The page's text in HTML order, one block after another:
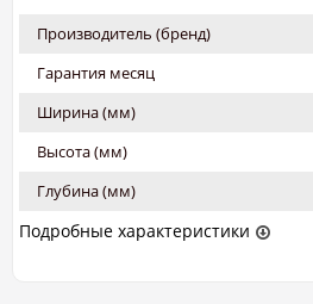
Производитель (бренд)
Гарантия месяц
Ширина (мм)
Высота (мм)
Глубина (мм)
Подробные характеристики